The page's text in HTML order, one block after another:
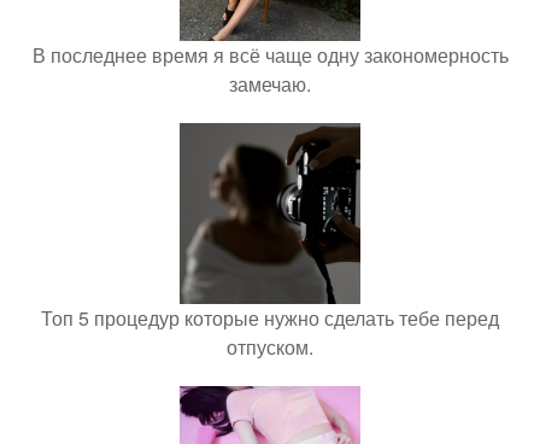
В последнее время я всё чаще одну закономерность
замечаю.
Топ 5 процедур которые нужно сделать тебе перед
отпуском.